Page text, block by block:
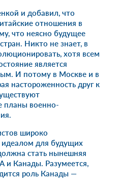
и добавил, что
отношения в
что неясно будущее
Никто не знает, в
хотя всем
является
И потому в Москве и в
настороженность друг к
планы военно-
широко
идеалом для будущих
стать нынешняя
и Канады. Разумеется,
роль Канады —